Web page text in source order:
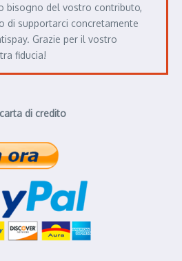
bisogno del vostro contributo,
di supportarci concretamente
Grazie per il vostro
fiducia!
di credito